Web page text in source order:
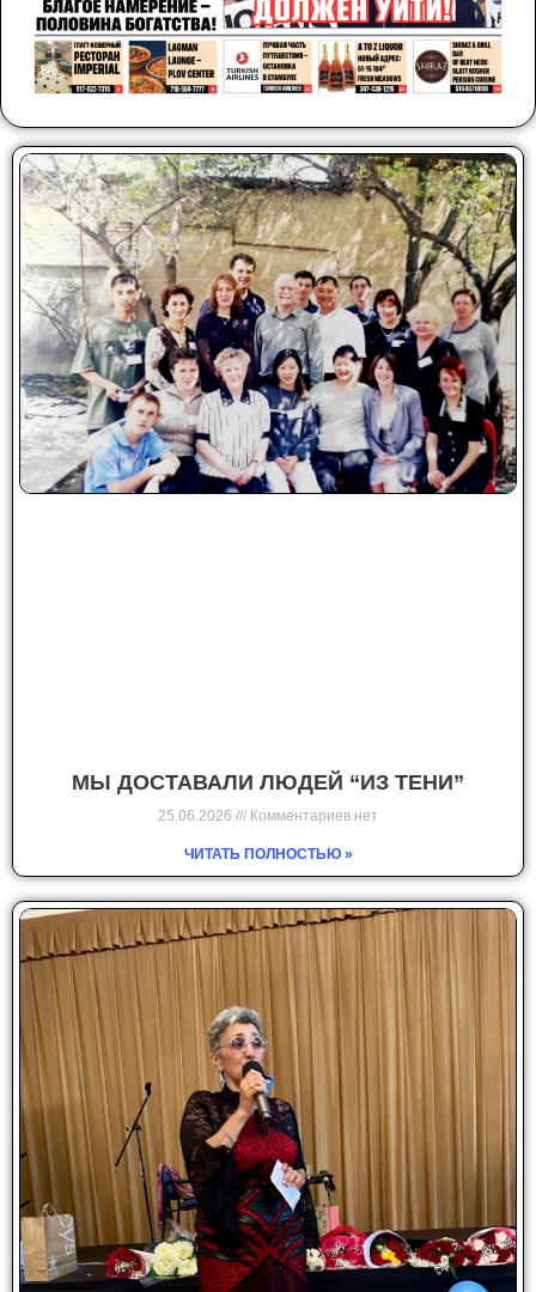
МЫ ДОСТАВАЛИ ЛЮДЕЙ “ИЗ ТЕНИ”
25.06.2026 Комментариев нет
ЧИТАТЬ ПОЛНОСТЬЮ »